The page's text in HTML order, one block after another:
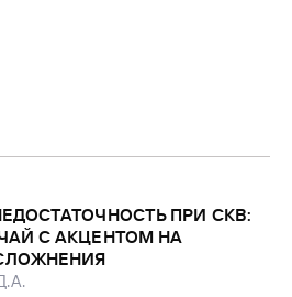
ПРИ СКВ:
С АКЦЕНТОМ НА